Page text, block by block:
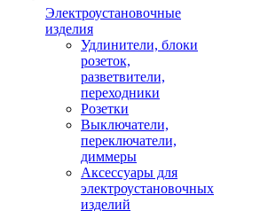
Электроустановочные
изделия
Удлинители, блоки
розеток,
разветвители,
переходники
Розетки
Выключатели,
переключатели,
диммеры
Аксессуары для
электроустановочных
изделий